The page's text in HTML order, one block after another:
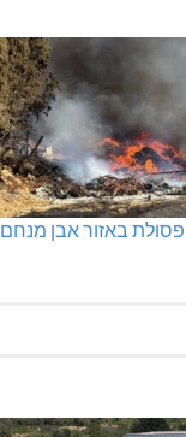
באזור אבן מנחם